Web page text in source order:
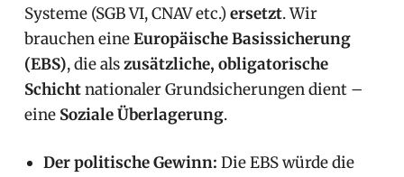
Systeme (SGB VI, CNAV etc.)ersetzt. Wir
brauchen eineEuropäische Basissicherung
(EBS), die alszusätzliche, obligatorische
Schichtnationaler Grundsicherungen dient –
eine Soziale Überlagerung.
Der politische Gewinn: Die EBS würde die